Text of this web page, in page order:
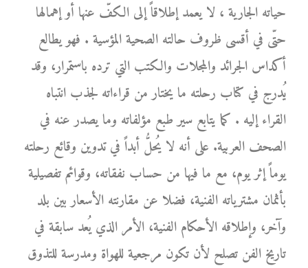
حياته الجارية ، لا يعمد إطلاقاً إلى الكفّ عنها أو إهمالها
حتّى في أقسى ظروف حالته الصحية المؤسية . فهو يطالع
أكداس الجرائد والمجلات والكتب التي ترده باستمرار، وقد
يُدرج في كتاب رحلته ما يختار من قراءاته لجذب انتباه
القراء إليه . كما يتابع سير طبع مؤلفاته وما يصدر عنه في
الصحف العربية. على أنه لا يُحلُّ أبداً في تدوين وقائع رحلته
يوماً إثر يوم، مع ما فيها من حساب نفقاته، وقوائم تفصيلية
بأثمان مشترياته الفنية، فضلا عن مقارنته الأسعار بين بلد
وآخر، وإطلاقه الأحكام الفنية، الأمر الذي يُعد سابقة في
تاريخ الفن تصلح لأن تكون مرجعية للهواة ومدرسة للتذوق